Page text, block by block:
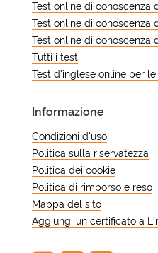
segnalazioni per
esame. Ad
possono ricevere
ma con un ordine
domande
Test online di conoscenza
Test online di conoscenza
Test online di conoscenza
Tutti i test
Test d'inglese online per
Informazione
Condizioni d'uso
Politica sulla riservatezza
Politica dei cookie
Politica di rimborso e reso
Mappa del sito
Aggiungi un certificato a